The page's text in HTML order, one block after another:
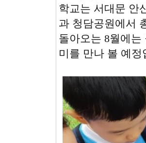
학교는 서대문 안
과 청담공원에서
돌아오는 8월에
미를 만나 볼 예정